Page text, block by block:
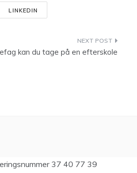
LINKEDIN
kan du tage på en efterskole
37 40 77 39